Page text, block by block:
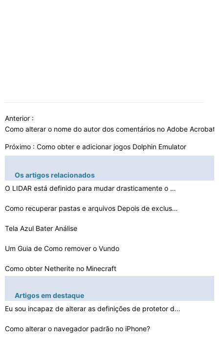
Anterior :
Como alterar o nome do autor dos comentários no Adobe Acrobat
Próximo : Como obter e adicionar jogos Dolphin Emulator
Os artigos relacionados
O LIDAR está definido para mudar drasticamente o mundo…
Como recuperar pastas e arquivos Depois de exclusão da…
Tela Azul Bater Análise
Um Guia de Como remover o Vundo
Como obter Netherite no Minecraft
Como alterar o registro para a verificação do disco n…
Artigos em destaque
Eu sou incapaz de alterar as definições de protetor d…
Como alterar o navegador padrão no iPhone?